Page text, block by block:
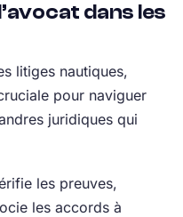
dans les
litiges nautiques,
pour naviguer
juridiques qui
les preuves,
les accords à